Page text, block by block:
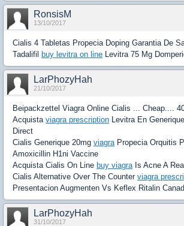
RonsisM
13/10/2017
Cialis 4 Tabletas Propecia Doping Garantia De
Tadalifil buy levitra on line Levitra 75 Mg
LarPhozyHah
21/10/2017
Beipackzettel Viagra Online Cialis ... Cheap....
Acquista viagra prescription Levitra En
Direct
Cialis Generique 20mg viagra Propecia Orquitis
Amoxicillin H1ni Vaccine
Acquista Cialis On Line buy viagra Is Acne A
Cialis Alternative Over The Counter viagra
Presentacion Augmenten Vs Keflex Ritalin
LarPhozyHah
31/10/2017